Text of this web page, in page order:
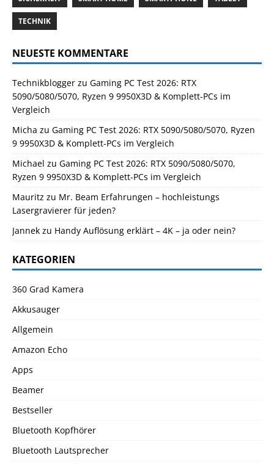
TECHNIK
NEUESTE KOMMENTARE
Technikblogger zu Gaming PC Test 2026: RTX
5090/5080/5070, Ryzen 9 9950X3D & Komplett-PCs im
Vergleich
Micha zu Gaming PC Test 2026: RTX 5090/5080/5070, Ryzen
9 9950X3D & Komplett-PCs im Vergleich
Michael zu Gaming PC Test 2026: RTX 5090/5080/5070,
Ryzen 9 9950X3D & Komplett-PCs im Vergleich
Mauritz zu Mr. Beam Erfahrungen – hochleistungs
Lasergravierer für jeden?
Jannek zu Handy Auflösung erklärt – 4K – ja oder nein?
KATEGORIEN
360 Grad Kamera
Akkusauger
Allgemein
Amazon Echo
Apps
Beamer
Bestseller
Bluetooth Kopfhörer
Bluetooth Lautsprecher